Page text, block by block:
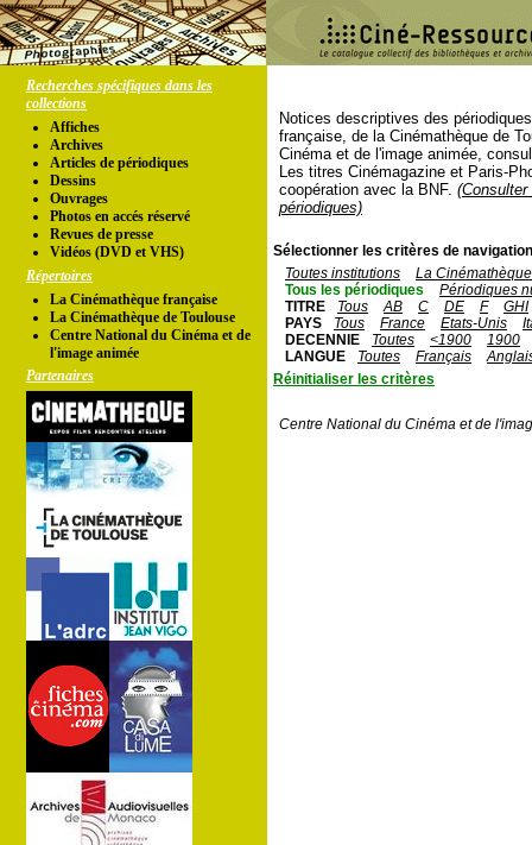
Recherches spécifiques dans les
collections
Affiches
Archives
Articles de périodiques
Dessins
Ouvrages
Photos en accés réservé
Revues de presse
Vidéos (DVD et VHS)
Répertoires
La Cinémathèque française
La Cinémathèque de Toulouse
Centre National du Cinéma et de
l'image animée
Partenaires
Notices descriptives des
française, de la Cinémathèque de
Cinéma et de l'image animée,
Les titres Cinémagazine et Paris-
coopération avec la BNF.
périodiques)
Sélectionner les critères de
Toutes institutions
La
Tous les périodiques
Périodiques
TITRE
Tous AB C DE F
GHI
PAYS
Tous France Etats-Unis
DECENNIE
Toutes <1900
1900
LANGUE
Toutes Français
Réinitialiser les critères
Centre National du Cinéma et de